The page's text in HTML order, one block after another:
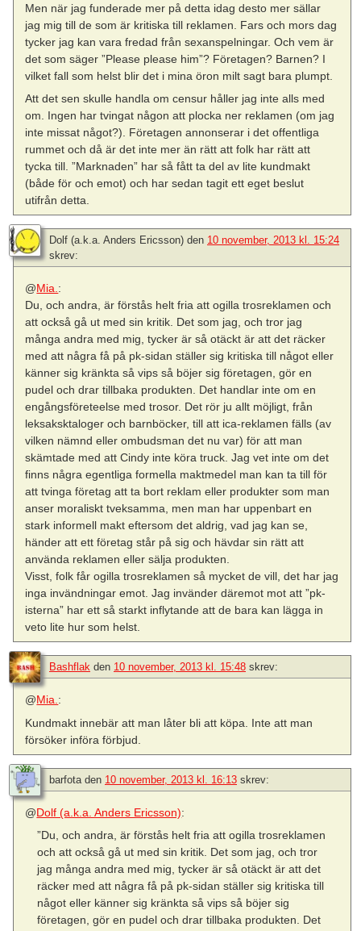
Men när jag funderade mer på detta idag desto mer sällar
jag mig till de som är kritiska till reklamen. Fars och mors dag
tycker jag kan vara fredad från sexanspelningar. Och vem är
det som säger ”Please please him”? Företagen? Barnen? I
vilket fall som helst blir det i mina öron milt sagt bara plumpt.
Att det sen skulle handla om censur håller jag inte alls med
om. Ingen har tvingat någon att plocka ner reklamen (om jag
inte missat något?). Företagen annonserar i det offentliga
rummet och då är det inte mer än rätt att folk har rätt att
tycka till. ”Marknaden” har så fått ta del av lite kundmakt
(både för och emot) och har sedan tagit ett eget beslut
utifrån detta.
Dolf (a.k.a. Anders Ericsson) den 10 november, 2013 kl. 15:24
skrev:
@Mia.:
Du, och andra, är förstås helt fria att ogilla trosreklamen och
att också gå ut med sin kritik. Det som jag, och tror jag
många andra med mig, tycker är så otäckt är att det räcker
med att några få på pk-sidan ställer sig kritiska till något eller
känner sig kränkta så vips så böjer sig företagen, gör en
pudel och drar tillbaka produkten. Det handlar inte om en
engångsföreteelse med trosor. Det rör ju allt möjligt, från
leksaksktaloger och barnböcker, till att ica-reklamen fälls (av
vilken nämnd eller ombudsman det nu var) för att man
skämtade med att Cindy inte köra truck. Jag vet inte om det
finns några egentliga formella maktmedel man kan ta till för
att tvinga företag att ta bort reklam eller produkter som man
anser moraliskt tveksamma, men man har uppenbart en
stark informell makt eftersom det aldrig, vad jag kan se,
händer att ett företag står på sig och hävdar sin rätt att
använda reklamen eller sälja produkten.
Visst, folk får ogilla trosreklamen så mycket de vill, det har jag
inga invändningar emot. Jag invänder däremot mot att ”pk-
isterna” har ett så starkt inflytande att de bara kan lägga in
veto lite hur som helst.
Bashflak den 10 november, 2013 kl. 15:48 skrev:
@Mia.:
Kundmakt innebär att man låter bli att köpa. Inte att man
försöker införa förbjud.
barfota den 10 november, 2013 kl. 16:13 skrev:
@Dolf (a.k.a. Anders Ericsson):
”Du, och andra, är förstås helt fria att ogilla trosreklamen
och att också gå ut med sin kritik. Det som jag, och tror
jag många andra med mig, tycker är så otäckt är att det
räcker med att några få på pk-sidan ställer sig kritiska till
något eller känner sig kränkta så vips så böjer sig
företagen, gör en pudel och drar tillbaka produkten. Det